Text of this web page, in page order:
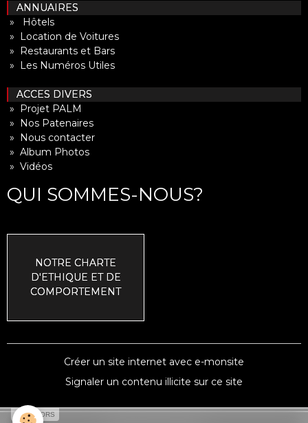
ANNUAIRES
» Hôtels
» Location de Voitures
» Restaurants et Bars
» Les Numéros Utiles
ACCES DIVERS
» Projet PALM
» Nos Patenaires
» Nous contacter
» Album Photos
» Vidéos
QUI SOMMES-NOUS?
NOTRE CHARTE
D'ETHIQUE ET DE
COMPORTEMENT
Créer un site internet avec e-monsite
Signaler un contenu illicite sur ce site
SPONSORS